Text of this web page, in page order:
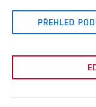
PŘEHLED